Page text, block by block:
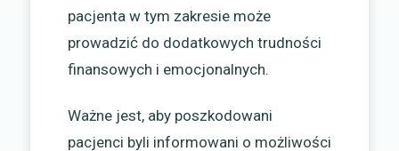
pacjenta w tym zakresie może
prowadzić do dodatkowych trudności
finansowych i emocjonalnych.
Ważne jest, aby poszkodowani
pacjenci byli informowani o możliwości